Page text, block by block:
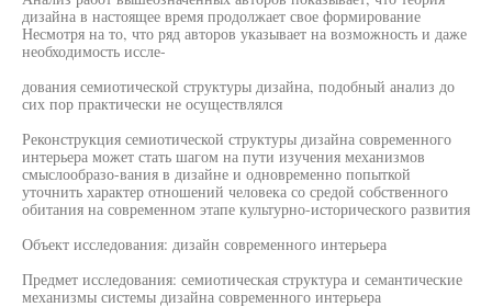
дизайна в настоящее время продолжает свое формирование
Несмотря на то, что ряд авторов указывает на возможность и даже
необходимость иссле-
дования семиотической структуры дизайна, подобный анализ до
сих пор практически не осуществлялся
Реконструкция семиотической структуры дизайна современного
интерьера может стать шагом на пути изучения механизмов
смыслообразо-вания в дизайне и одновременно попыткой
уточнить характер отношений человека со средой собственного
обитания на современном этапе культурно-исторического развития
Объект исследования: дизайн современного интерьера
Предмет исследования: семиотическая структура и семантические
механизмы системы дизайна современного интерьера